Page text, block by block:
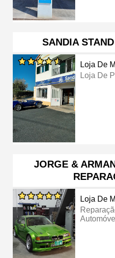
SANDIA
Loja De
Loja De
JORGE &
Loja De